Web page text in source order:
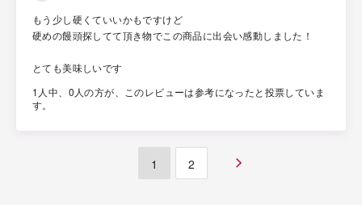
もう少し硬くていいかもですけど
硬めの饅頭探してて頂き物でこの商品に出会い感動しました！
とても美味しいです
1人中、0人の方が、このレビューは参考になったと投票していま
す。
1 2